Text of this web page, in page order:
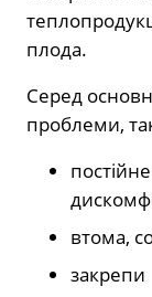
плода.
Серед
проблеми,
втома,
закрепи